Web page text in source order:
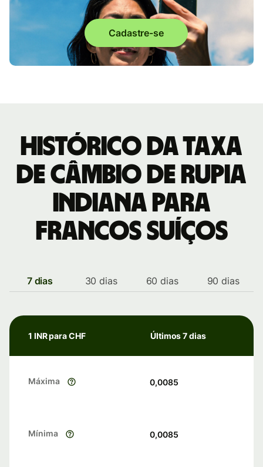
Cadastre-se
Histórico da taxa
de câmbio de Rupia
indiana para
Francos suíços
7 dias 30 dias 60 dias 90 dias
1 INR para CHF Últimos 7 dias
Máxima 0,0085
Mínima 0,0085